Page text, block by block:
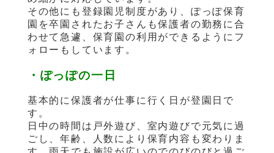
その他にも登録園児制度があり、ぽっぽ保育
園を卒園されたお子さんも保護者の勤務に合
わせて急遽、保育園の利用ができるようにフ
ォローもしています。
・ぽっぽの一日
基本的に保護者が仕事に行く日が登園日で
す。
日中の時間は戸外遊び、室内遊びで元気に過
ごし、年齢、人数により保育内容も変わりま